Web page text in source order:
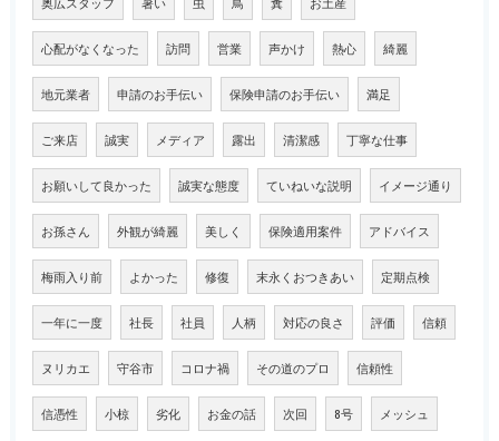
心配がなくなった 訪問 営業 声かけ 熱心 綺麗
地元業者 申請のお手伝い 保険申請のお手伝い 満足
ご来店 誠実 メディア 露出 清潔感 丁寧な仕事
お願いして良かった 誠実な態度 ていねいな説明 イメージ通り
お孫さん 外観が綺麗 美しく 保険適用案件 アドバイス
梅雨入り前 よかった 修復 末永くおつきあい 定期点検
一年に一度 社長 社員 人柄 対応の良さ 評価 信頼
ヌリカエ 守谷市 コロナ禍 その道のプロ 信頼性
信憑性 小椋 劣化 お金の話 次回 8号 メッシュ